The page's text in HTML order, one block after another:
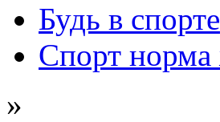
Будь в спорте
Спорт
»